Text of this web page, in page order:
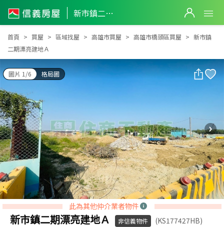
新市鎮二期漂亮建地Ａ
新市鎮二期漂亮建地Ａ
首頁 買屋 區域找屋 高雄市買屋 高雄市橋頭區買屋
新市鎮
二期漂亮建地Ａ
圖片 1/6 格局圖
此為其他仲介業者物件
新市鎮二期漂亮建地Ａ 非信義物件
(KS177427HB)